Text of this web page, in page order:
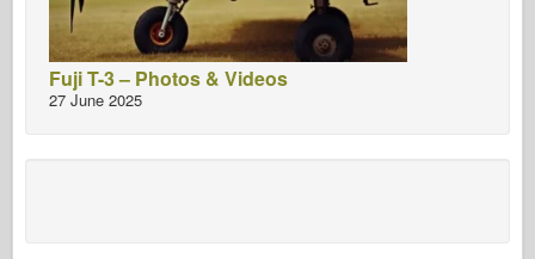
Fuji T-3 – Photos & Videos
27 June 2025